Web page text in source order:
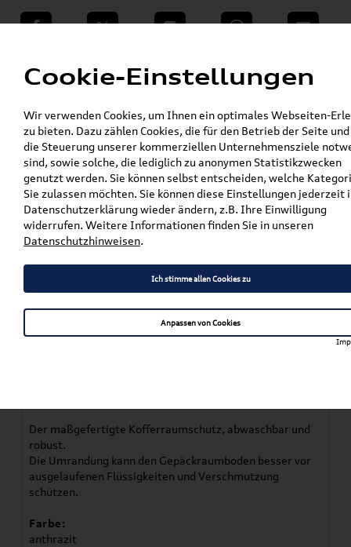
teilen Twitter Instagram WhatsApp E-Mail
VW Shop - VW Originalteile und Zubehör »
Audi Produkte » Audi Original Zubehör »
Komfort & Schutz » Gepäckraumeinlagen
» A6 / S6 / RS6 »
Original Audi A6 Avant TFSI e (F2)
Gepäckraumschale / Kofferraumwanne
4K0061180A
Original Audi A6 Avant TFSI
e (F2) Gepäckraumschale /
Kofferraumwanne
4K0061180A
Der maßgefertigte Kofferraumschutz, abwaschbar und
robust.
Die Umrandung kann den Gepäckraumboden besser vor
ausgelaufenen Flüssigkeiten und Verschmutzung
schützen.
Farbe:
anthrazit
Cookie-Einstellungen
Wir verwenden Cookies, um Ihnen ein optimales Webseiten-
zu bieten. Dazu zählen Cookies, die für den Betrieb der Seite
die Steuerung unserer kommerziellen Unternehmensziele
sind, sowie solche, die lediglich zu anonymen Statistikzwecken
genutzt werden. Sie können selbst entscheiden, welche
Sie zulassen möchten. Sie können diese Einstellungen jederzeit
Datenschutzerklärung wieder ändern, z.B. Ihre Einwilligung
widerrufen. Weitere Informationen finden Sie in unseren
Datenschutzhinweisen.
Ich stimme allen Cookies zu
Anpassen von Cookies